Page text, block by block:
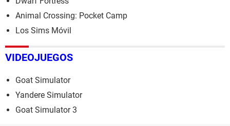
Animal Crossing: Pocket Camp
Los Sims Móvil
VIDEOJUEGOS
Goat Simulator
Yandere Simulator
Goat Simulator 3